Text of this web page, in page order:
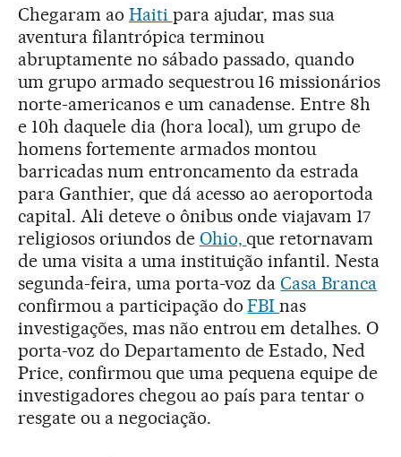
Chegaram ao Haiti para ajudar, mas sua
aventura filantrópica terminou
abruptamente no sábado passado, quando
um grupo armado sequestrou 16 missionários
norte-americanos e um canadense. Entre 8h
e 10h daquele dia (hora local), um grupo de
homens fortemente armados montou
barricadas num entroncamento da estrada
para Ganthier, que dá acesso ao aeroportoda
capital. Ali deteve o ônibus onde viajavam 17
religiosos oriundos de Ohio,que retornavam
de uma visita a uma instituição infantil. Nesta
segunda-feira, uma porta-voz daCasa Branca
confirmou a participação doFBInas
investigações, mas não entrou em detalhes. O
porta-voz do Departamento de Estado, Ned
Price, confirmou que uma pequena equipe de
investigadores chegou ao país para tentar o
resgate ou a negociação.